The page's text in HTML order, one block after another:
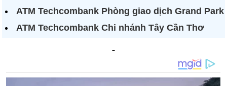
ATM Techcombank Phòng giao dịch Grand Park
ATM Techcombank Chi nhánh Tây Cần Thơ